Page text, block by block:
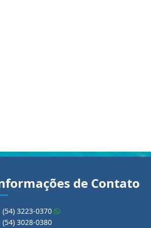
de Contato
(54) 3223-0370
(54) 3028-0380